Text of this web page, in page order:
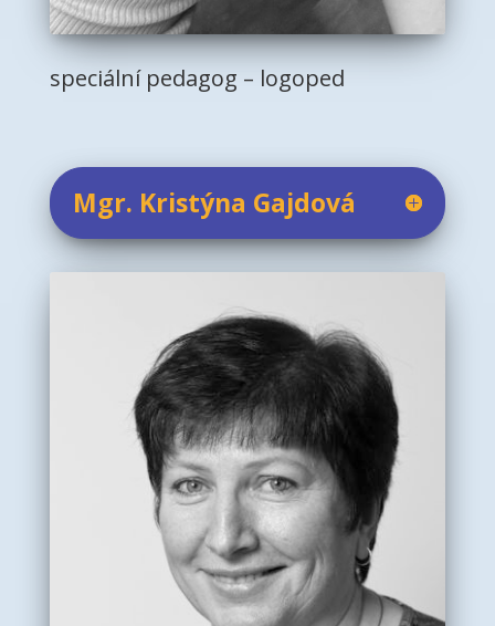
speciální pedagog – logoped
Mgr. Kristýna Gajdová